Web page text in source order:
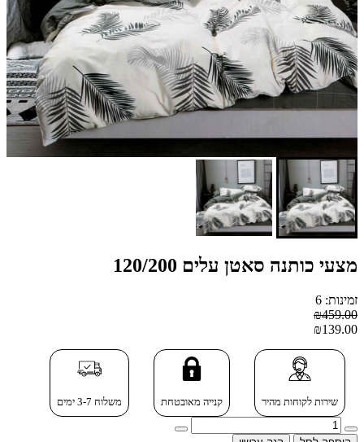
מצעי כותנה סאטן עלים 120/200
זמינות: 6
₪459.00
₪139.00
שירות לקוחות מהיר קנייה מאובטחת משלוח 3-7 ימים